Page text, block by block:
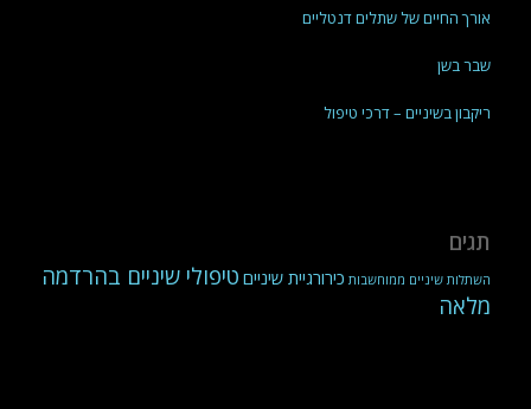
אורך החיים של שתלים דנטליים
שבר בשן
ריקבון בשיניים – דרכי טיפול
תגים
השתלות שיניים ממוחשבות כירורגיית שיניים טיפולי שיניים בהרדמה
מלאה